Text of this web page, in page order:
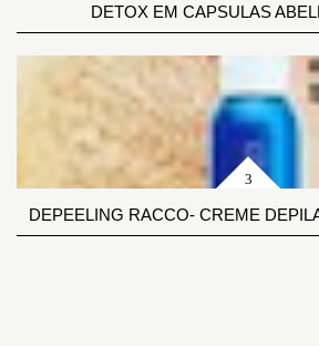
DETOX EM CAPSULAS
DEPEELING RACCO- CREME